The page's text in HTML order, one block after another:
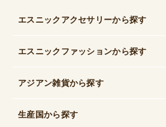
エスニックアクセサリーから探す
エスニックファッションから探す
アジアン雑貨から探す
生産国から探す